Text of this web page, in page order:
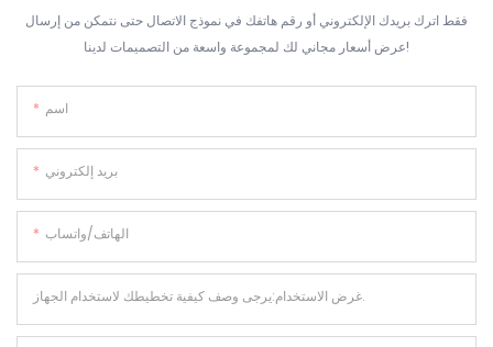
فقط اترك بريدك الإلكتروني أو رقم هاتفك في نموذج الاتصال حتى نتمكن من إرسال
عرض أسعار مجاني لك لمجموعة واسعة من التصميمات لدينا!
اسم
بريد إلكتروني
الهاتف/واتساب
غرض الاستخدام:يرجى وصف كيفية تخطيطك لاستخدام الجهاز.